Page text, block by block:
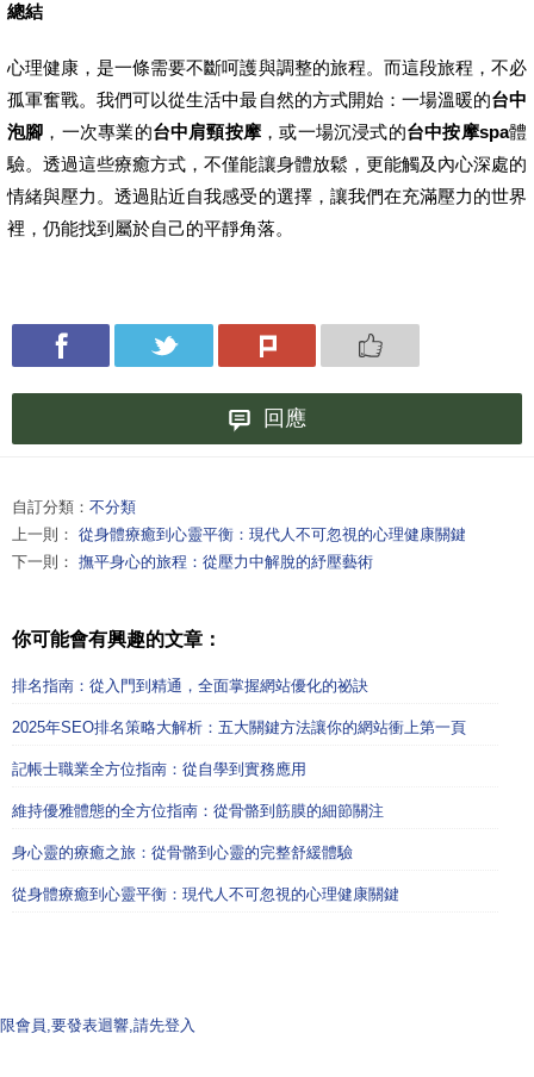
總結
心理健康，是一條需要不斷呵護與調整的旅程。而這段旅程，不必
孤軍奮戰。我們可以從生活中最自然的方式開始：一場溫暖的台中
泡腳 ，一次專業的台中肩頸按摩 ，或一場沉浸式的台中按摩spa體
驗。透過這些療癒方式，不僅能讓身體放鬆，更能觸及內心深處的
情緒與壓力。透過貼近自我感受的選擇，讓我們在充滿壓力的世界
裡，仍能找到屬於自己的平靜角落。
回應
自訂分類： 不分類
上一則： 從身體療癒到心靈平衡：現代人不可忽視的心理健康關鍵
下一則： 撫平身心的旅程：從壓力中解脫的紓壓藝術
你可能會有興趣的文章：
排名指南：從入門到精通，全面掌握網站優化的祕訣
2025年SEO排名策略大解析：五大關鍵方法讓你的網站衝上第一頁
記帳士職業全方位指南：從自學到實務應用
維持優雅體態的全方位指南：從骨骼到筋膜的細節關注
身心靈的療癒之旅：從骨骼到心靈的完整舒緩體驗
從身體療癒到心靈平衡：現代人不可忽視的心理健康關鍵
限會員,要發表迴響,請先登入